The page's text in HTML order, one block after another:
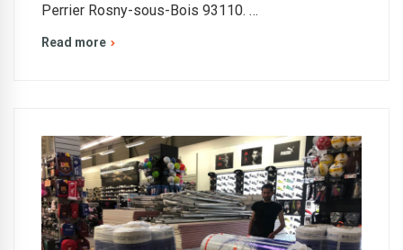
Perrier Rosny-sous-Bois 93110. …
Read more